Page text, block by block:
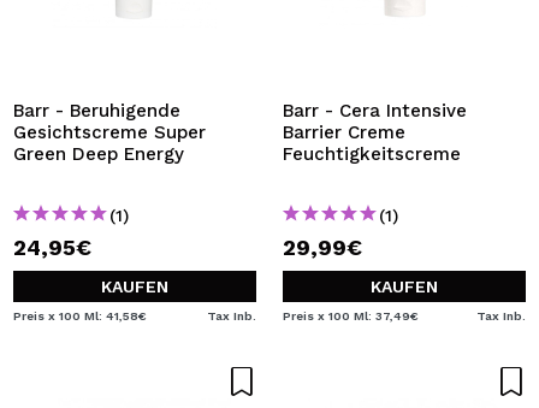
Barr - Beruhigende
Gesichtscreme Super
Green Deep Energy
(1)
24,95€
KAUFEN
Preis x 100 Ml: 41,58€ Tax Inb.
Barr - Cera Intensive
Barrier Creme
Feuchtigkeitscreme
(1)
29,99€
KAUFEN
Preis x 100 Ml: 37,49€ Tax Inb.